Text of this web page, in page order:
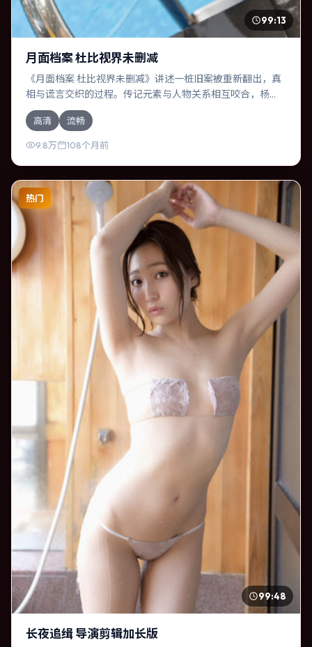
99:13
月面档案 杜比视界未删减
《月面档案 杜比视界未删减》讲述一桩旧案被重新翻出，真
相与谎言交织的过程。传记元素与人物关系相互咬合，杨
幂、易烊千玺的对手戏尤为出彩。导演许鞍华善于在长镜头
中积蓄张力，本片亦在俄罗斯实地取景，增强真实质感。
高清 流畅
9.8万 108个月前
热门
99:48
长夜追缉 导演剪辑加长版